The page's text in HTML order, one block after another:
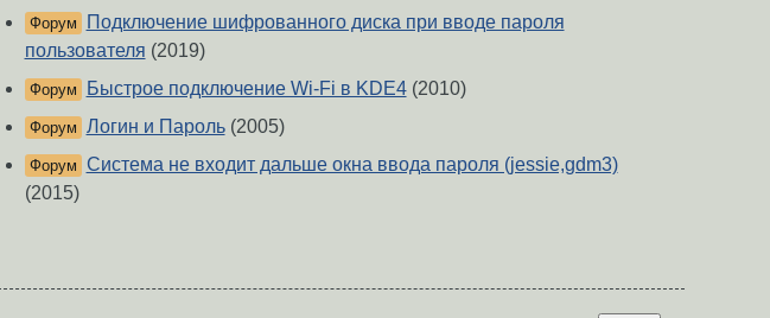
Форум
Подключение шифрованного диска при вводе пароля
пользователя (2019)
Форум Быстрое подключение Wi-Fi в KDE4(2010)
Форум Логин и Пароль(2005)
Форум Система не входит дальше окна ввода пароля (jessie,gdm3)
(2015)